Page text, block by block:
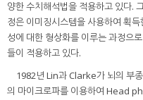
양한 수치해석법을 적용하고 있다
정은 이미징시스템을 사용하여 획
성에 대한 형상화를 이루는 과정으
들이 적용하고 있다.
1982년 Lin과 Clarke가 뇌의 부
의 마이크로파를 이용하여 Head